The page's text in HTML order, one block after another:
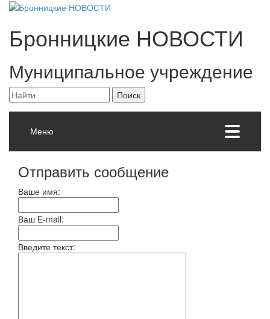
Бронницкие НОВОСТИ
Муниципальное учреждение
Меню
Отправить сообщение
Ваше имя:
Ваш E-mail:
Введите текст: